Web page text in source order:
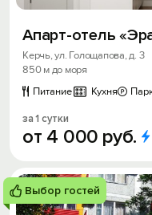
Апарт-отель
Керчь, ул. Голощапова, д. 3
850 м до моря
Питание
Кухня
за 1 сутки
от 4 000 руб.
Выбор гостей